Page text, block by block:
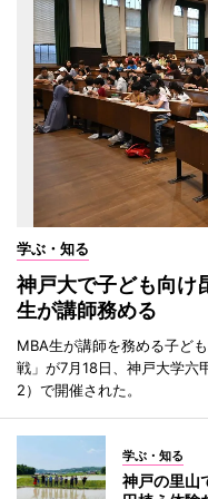
学ぶ・知る
神戸大で子ども向
生が講師務める
MBA生が講師を務める子ど
戦」が7月18日、神戸大学六
2）で開催された。
学ぶ・知る
神戸の里山